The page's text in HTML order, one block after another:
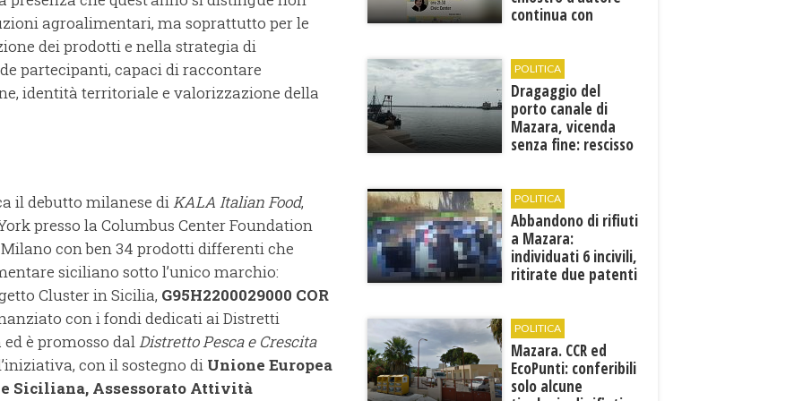
agroalimentari, ma soprattutto per le
dei prodotti e nella strategia di
partecipanti, capaci di raccontare
identità territoriale e valorizzazione della
il debutto milanese diKALA Italian Food,
presso la Columbus Center Foundation
con ben 34 prodotti differenti che
siciliano sotto l’unico marchio:
Cluster in Sicilia, G95H2200029000 COR
con i fondi dedicati ai Distretti
è promosso dalDistretto Pesca e Crescita
con il sostegno di Unione Europea
Siciliana, Assessorato Attività
continua con
POLITICA
Dragaggio del
porto canale di
Mazara, vicenda
senza fine: rescisso
POLITICA
Abbandono di rifiuti
a Mazara:
individuati 6 incivili,
ritirate due patenti
POLITICA
Mazara. CCR ed
EcoPunti: conferibili
solo alcune